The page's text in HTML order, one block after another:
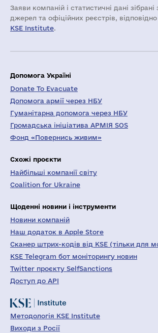
Заяви компаній i статистичні дані зібрані
джерел та офіційних реєстрів,
KSE Institute.
Допомога Україні
Donate To Evacuate
Допомога армії через НБУ
Гуманітарна допомога через НБУ
Громадська ініціатива АРМІЯ SOS
Фонд «Повернись живим»
Схожі проєкти
Найбільші компанії світу
Coalition for Ukraine
Щоденні новини і інструменти
Новини компаній
Наш додаток в Apple Store
Сканер штрих-кодів від KSE (тільки для
KSE Telegram бот моніторингу новин
Twitter проєкту SelfSanctions
Доступ до API
Методологія KSE Institute
Виходи з Росії